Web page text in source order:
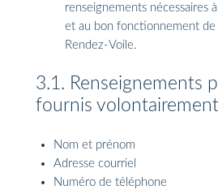
renseignements nécessaires
et au bon fonctionnement de
Rendez-Voile.
3.1. Renseignements
fournis volontairement
Nom et prénom
Adresse courriel
Numéro de téléphone